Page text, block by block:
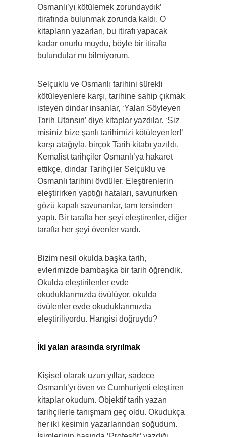
Osmanlı’yı kötülemek zorundaydık’
itirafında bulunmak zorunda kaldı. O
kitapların yazarları, bu itirafı yapacak
kadar onurlu muydu, böyle bir itirafta
bulundular mı bilmiyorum.
Selçuklu ve Osmanlı tarihini sürekli
kötüleyenlere karşı, tarihine sahip çıkmak
isteyen dindar insanlar, ‘Yalan Söyleyen
Tarih Utansın’ diye kitaplar yazdılar. ‘Siz
misiniz bize şanlı tarihimizi kötüleyenler!’
karşı atağıyla, birçok Tarih kitabı yazıldı.
Kemalist tarihçiler Osmanlı’ya hakaret
ettikçe, dindar Tarihçiler Selçuklu ve
Osmanlı tarihini övdüler. Eleştirenlerin
eleştirirken yaptığı hataları, savunurken
gözü kapalı savunanlar, tam tersinden
yaptı. Bir tarafta her şeyi eleştirenler, diğer
tarafta her şeyi övenler vardı.
Bizim nesil okulda başka tarih,
evlerimizde bambaşka bir tarih öğrendik.
Okulda eleştirilenler evde
okuduklarımızda övülüyor, okulda
övülenler evde okuduklarımızda
eleştiriliyordu. Hangisi doğruydu?
İki yalan arasında sıyrılmak
Kişisel olarak uzun yıllar, sadece
Osmanlı’yı öven ve Cumhuriyeti eleştiren
kitaplar okudum. Objektif tarih yazan
tarihçilerle tanışmam geç oldu. Okudukça
her iki kesimin yazarlarından soğudum.